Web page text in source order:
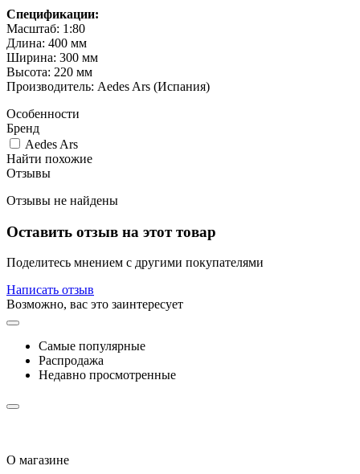
Спецификации:
Масштаб: 1:80
Длина: 400 мм
Ширина: 300 мм
Высота: 220 мм
Производитель: Aedes Ars (Испания)
Особенности
Бренд
Aedes Ars
Найти похожие
Отзывы
Отзывы не найдены
Оставить отзыв на этот товар
Поделитесь мнением с другими покупателями
Написать отзыв
Возможно, вас это заинтересует
Самые популярные
Распродажа
Недавно просмотренные
О магазине